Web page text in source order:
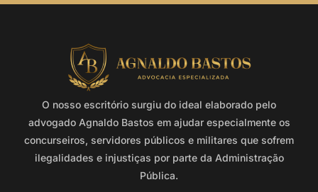
O nosso escritório surgiu do ideal elaborado pelo
advogado Agnaldo Bastos em ajudar especialmente os
concurseiros, servidores públicos e militares que sofrem
ilegalidades e injustiças por parte da Administração
Pública.